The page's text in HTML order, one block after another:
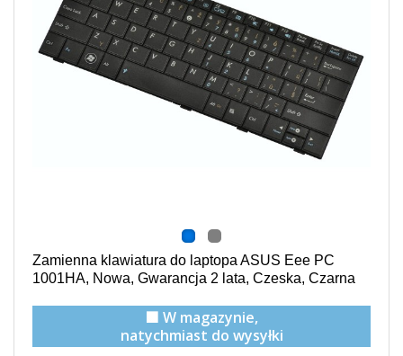
Zamienna klawiatura do laptopa ASUS Eee PC
1001HA, Nowa, Gwarancja 2 lata, Czeska, Czarna
🟩 W magazynie,
natychmiast do wysyłki